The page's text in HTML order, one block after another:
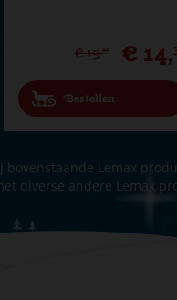
€ 15,99 € 14,
Bestellen
bovenstaande Lemax
diverse andere Lemax